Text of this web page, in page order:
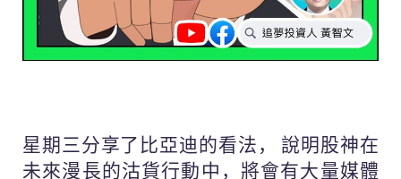
星期三分享了比亞迪的看法， 說明股神在
未來漫長的沽貨行動中，將會有大量媒體